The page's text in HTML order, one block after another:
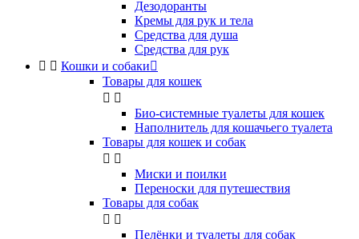
Дезодоранты
Кремы для рук и тела
Средства для душа
Средства для рук
  Кошки и собаки
Товары для кошек
 
Био-системные туалеты для кошек
Наполнитель для кошачьего туалета
Товары для кошек и собак
 
Миски и поилки
Переноски для путешествия
Товары для собак
 
Пелёнки и туалеты для собак